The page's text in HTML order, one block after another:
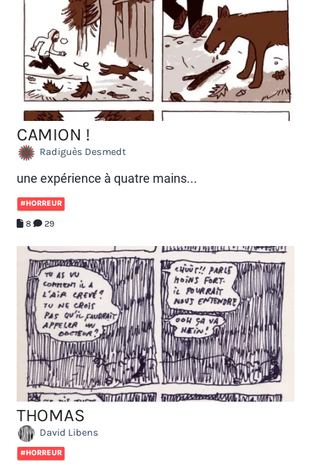
CAMION !
Radiguès Desmedt
une expérience à quatre mains...
#HORREUR
8 29
THOMAS
David Libens
#HORREUR